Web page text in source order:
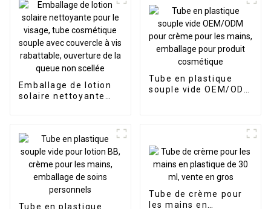
Emballage de lotion
solaire nettoyante
rabattable, ouverture
de la queue non
scellée
Tube en plastique
souple vide OEM/ODM
Tube en plastique
Tube de crème pour
les mains en